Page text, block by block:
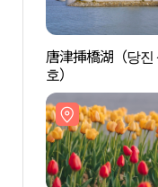
唐津挿橋湖（당진
호）